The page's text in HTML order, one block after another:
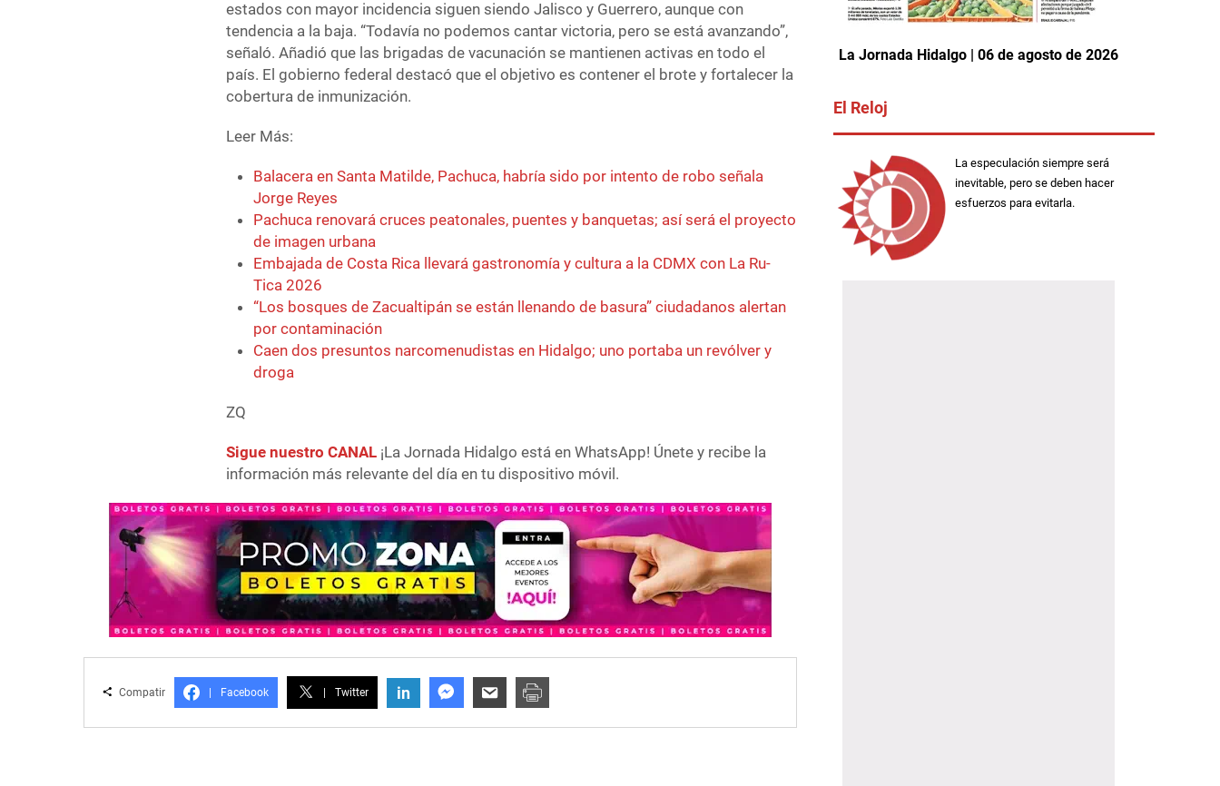
estados con mayor incidencia siguen siendo Jalisco y Guerrero, aunque con
tendencia a la baja. “Todavía no podemos cantar victoria, pero se está avanzando”,
señaló. Añadió que las brigadas de vacunación se mantienen activas en todo el
país. El gobierno federal destacó que el objetivo es contener el brote y fortalecer la
cobertura de inmunización.
Leer Más:
Balacera en Santa Matilde, Pachuca, habría sido por intento de robo señala
Jorge Reyes
Pachuca renovará cruces peatonales, puentes y banquetas; así será el proyecto
de imagen urbana
Embajada de Costa Rica llevará gastronomía y cultura a la CDMX con La Ru-
Tica 2026
“Los bosques de Zacualtipán se están llenando de basura” ciudadanos alertan
por contaminación
Caen dos presuntos narcomenudistas en Hidalgo; uno portaba un revólver y
droga
ZQ
Sigue nuestro CANAL ¡La Jornada Hidalgo está en WhatsApp! Únete y recibe la
información más relevante del día en tu dispositivo móvil.
Compatir Facebook Twitter in
La Jornada Hidalgo | 06 de agosto de 2026
El Reloj
La especulación siempre será
inevitable, pero se deben hacer
esfuerzos para evitarla.